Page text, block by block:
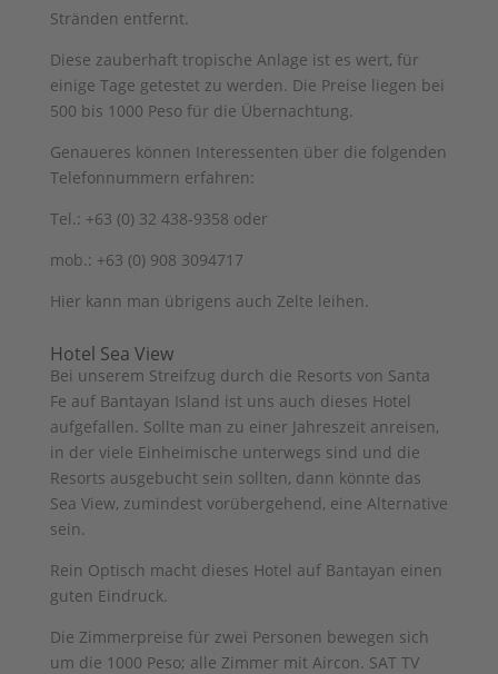
Stränden entfernt.
Diese zauberhaft tropische Anlage ist es wert, für
einige Tage getestet zu werden. Die Preise liegen bei
500 bis 1000 Peso für die Übernachtung.
Genaueres können Interessenten über die folgenden
Telefonnummern erfahren:
Tel.: +63 (0) 32 438-9358 oder
mob.: +63 (0) 908 3094717
Hier kann man übrigens auch Zelte leihen.
Hotel Sea View
Bei unserem Streifzug durch die Resorts von Santa
Fe auf Bantayan Island ist uns auch dieses Hotel
aufgefallen. Sollte man zu einer Jahreszeit anreisen,
in der viele Einheimische unterwegs sind und die
Resorts ausgebucht sein sollten, dann könnte das
Sea View, zumindest vorübergehend, eine Alternative
sein.
Rein Optisch macht dieses Hotel auf Bantayan einen
guten Eindruck.
Die Zimmerpreise für zwei Personen bewegen sich
um die 1000 Peso; alle Zimmer mit Aircon. SAT TV